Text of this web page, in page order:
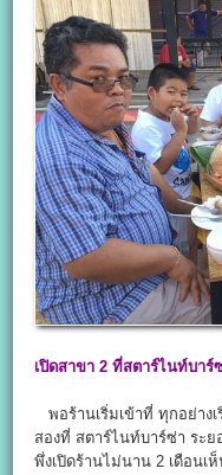
เปิดสาขา 2ที่สตาร์ไนท์บาร์
พอร้านเริ่มเข้าที่ ทุกอย่า
สองที่ สตาร์ไนท์บาร์ซ่า ระ
พึ่งเปิดร้านไม่นาน 2 เดือนเ